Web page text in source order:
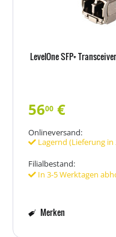
LevelOne SFP+
5600 €
Onlineversand:
Lagernd (Lieferung
Filialbestand:
In 3-5 Werktagen
Merken